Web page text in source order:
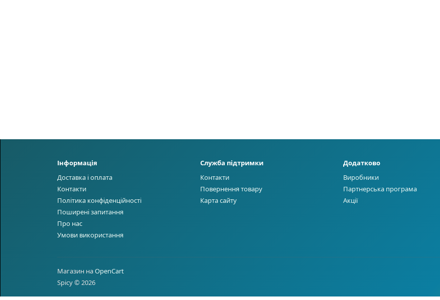
Інформація
Доставка і оплата
Контакти
Політика конфіденційності
Поширені запитання
Про нас
Умови використання
Служба підтримки
Контакти
Повернення товару
Карта сайту
Додатково
Виробники
Партнерська програма
Акції
Магазин наOpenCart
Spicy © 2026